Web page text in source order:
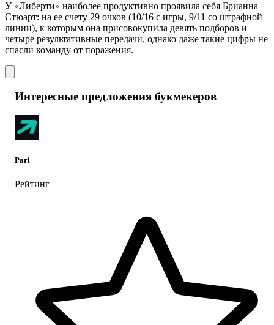
У «Либерти» наиболее продуктивно проявила себя Брианна
Стюарт: на ее счету 29 очков (10/16 с игры, 9/11 со штрафной
линии), к которым она присовокупила девять подборов и
четыре результативные передачи, однако даже такие цифры не
спасли команду от поражения.
Интересные предложения букмекеров
Pari
Рейтинг